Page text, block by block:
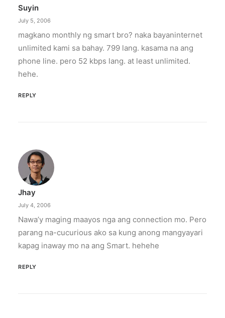
Suyin
July 5, 2006
magkano monthly ng smart bro? naka bayaninternet
unlimited kami sa bahay. 799 lang. kasama na ang
phone line. pero 52 kbps lang. at least unlimited.
hehe.
REPLY
Jhay
July 4, 2006
Nawa’y maging maayos nga ang connection mo. Pero
parang na-cucurious ako sa kung anong mangyayari
kapag inaway mo na ang Smart. hehehe
REPLY